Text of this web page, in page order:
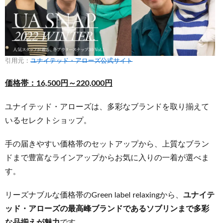
引用元： ユナイテッド・アローズ公式サイト
価格帯：16,500円～220,000円
ユナイテッド・アローズは、多彩なブランドを取り揃えて
いるセレクトショップ。
手の届きやすい価格帯のセットアップから、上質なブラン
ドまで豊富なラインアップからお気に入りの一着が選べま
す。
リーズナブルな価格帯のGreen label relaxingから、 ユナイテ
ッド・アローズの最高峰ブランドであるソブリンまで多彩